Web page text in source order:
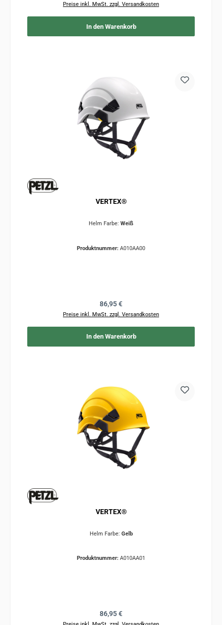
Preise inkl. MwSt. zzgl. Versandkosten
In den Warenkorb
VERTEX®
Helm Farbe: Weiß
Produktnummer: A010AA00
Regulärer Preis:
86,95 €
Preise inkl. MwSt. zzgl. Versandkosten
In den Warenkorb
VERTEX®
Helm Farbe: Gelb
Produktnummer: A010AA01
Regulärer Preis:
86,95 €